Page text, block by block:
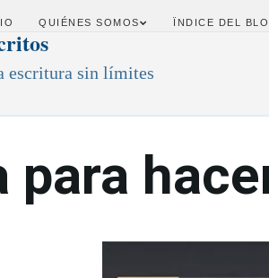
QUIÉNES SOMOS ÏNDICE DEL
escritura sin límites
para